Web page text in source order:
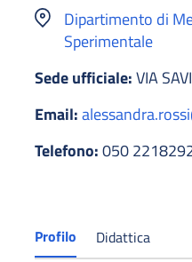
Dipartimento di
Sperimentale
Sede ufficiale:VIA
Email:
Telefono:050
Profilo Didattica